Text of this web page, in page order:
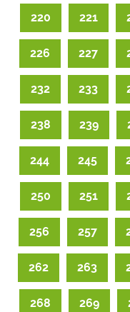
220 221
226 227
232 233
238 239
244 245
250 251
256 257
262 263
268 269